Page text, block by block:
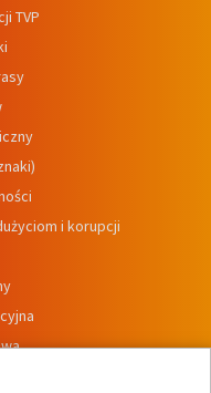
TVP
i korupcji